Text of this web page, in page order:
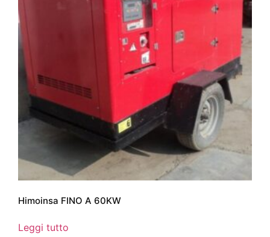
Himoinsa FINO A 60KW
Leggi tutto